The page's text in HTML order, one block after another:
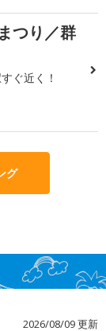
つり／群
ぐ近く！
グ
2026/08/09 更新